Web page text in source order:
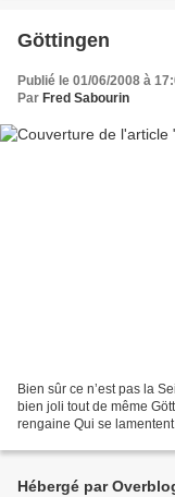
Göttingen
Publié le 01/06/2008 à
Par Fred Sabourin
Bien sûr ce n’est pas la
bien joli tout de même
rengaine Qui se
Hébergé par